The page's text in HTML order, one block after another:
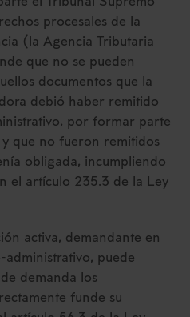
procesales de la
(la Agencia Tributaria
que no se pueden
documentos que la
debió haber remitido
por formar parte
que no fueron remitidos
obligada, incumpliendo
el artículo 235.3 de la Ley
activa, demandante en
puede
demanda los
funde su